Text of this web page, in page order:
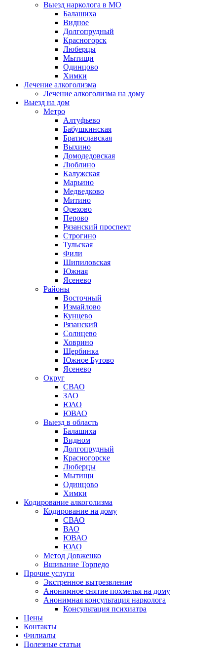
Выезд нарколога в МО
Балашиха
Видное
Долгопрудный
Красногорск
Люберцы
Мытищи
Одинцово
Химки
Лечение алкоголизма
Лечение алкоголизма на дому
Выезд на дом
Метро
Алтуфьево
Бабушкинская
Братиславская
Выхино
Домодедовская
Люблино
Калужская
Марьино
Медведково
Митино
Орехово
Перово
Рязанский проспект
Строгино
Тульская
Фили
Шипиловская
Южная
Ясенево
Районы
Восточный
Измайлово
Кунцево
Рязанский
Солнцево
Ховрино
Щербинка
Южное Бутово
Ясенево
Округ
СВАО
ЗАО
ЮАО
ЮВАО
Выезд в область
Балашиха
Видном
Долгопрудный
Красногорске
Люберцы
Мытищи
Одинцово
Химки
Кодирование алкоголизма
Кодирование на дому
СВАО
ВАО
ЮВАО
ЮАО
Метод Довженко
Вшивание Торпедо
Прочие услуги
Экстренное вытрезвление
Анонимное снятие похмелья на дому
Анонимная консультация нарколога
Консультация психиатра
Цены
Контакты
Филиалы
Полезные статьи